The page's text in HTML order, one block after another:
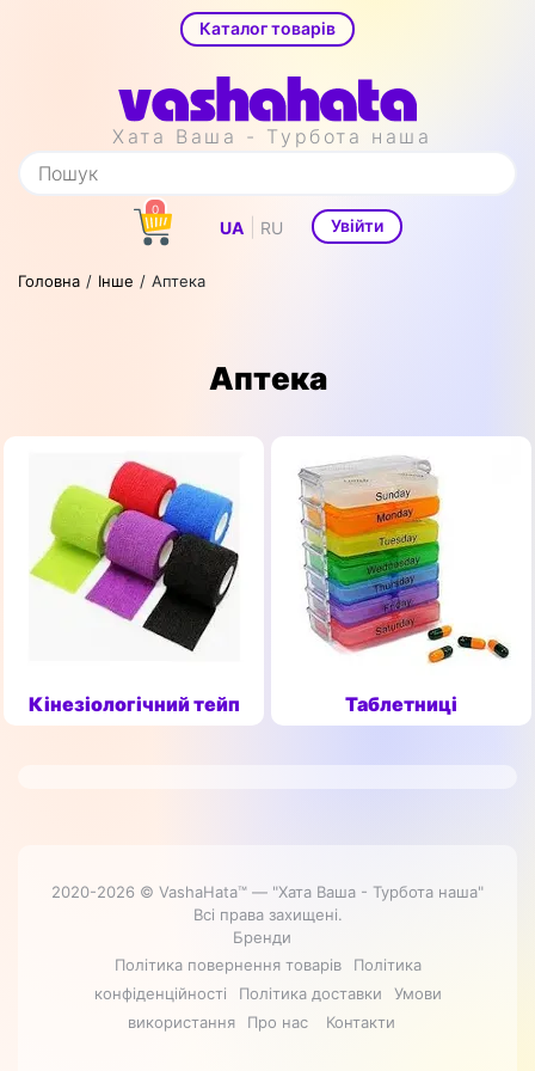
Каталог товарів
Хата Ваша - Турбота наша
0
UA RU Увійти
Головна Інше Аптека
Аптека
Кінезіологічний тейп Таблетниці
2020-2026 © VashaHata™ — "Хата Ваша - Турбота наша"
Всі права захищені.
Бренди
Політика повернення товарів
Політика
конфіденційності
Політика доставки
Умови
використання
Про нас Контакти